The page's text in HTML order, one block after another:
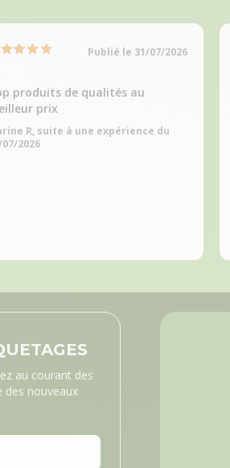
Publié le 31/07/2026
produits de qualités au
prix
R, suite à une expérience du
07/2026
au courant des
des nouveaux